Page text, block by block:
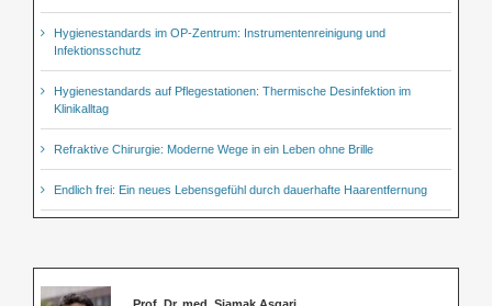
Hygienestandards im OP-Zentrum: Instrumentenreinigung und
Infektionsschutz
Hygienestandards auf Pflegestationen: Thermische Desinfektion im
Klinikalltag
Refraktive Chirurgie: Moderne Wege in ein Leben ohne Brille
Endlich frei: Ein neues Lebensgefühl durch dauerhafte Haarentfernung